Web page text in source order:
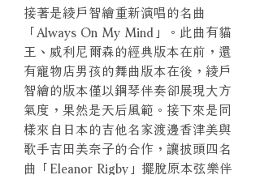
接著是綾戶智繪重新演唱的名曲
「Always On My Mind」。此曲有貓
王、威利尼爾森的經典版本在前，還
有寵物店男孩的舞曲版本在後，綾戶
智繪的版本僅以鋼琴伴奏卻展現大方
氣度，果然是天后風範。接下來是同
樣來自日本的吉他名家渡邊香津美與
歌手吉田美奈子的合作，讓披頭四名
曲「Eleanor Rigby」擺脫原本弦樂伴